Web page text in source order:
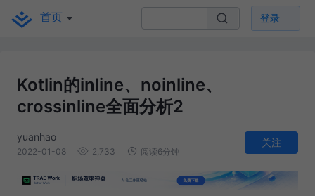
首页 登录
Kotlin的inline、noinline、
crossinline全面分析2
yuanhao
2022-01-08 2,733 阅读6分钟
关注